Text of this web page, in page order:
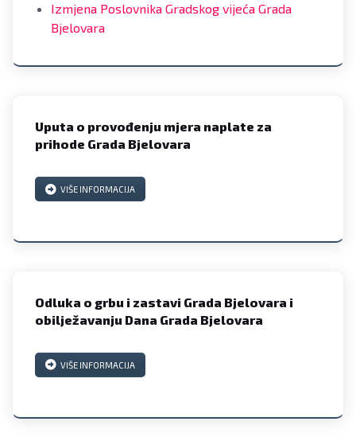
Izmjena Poslovnika Gradskog vijeća Grada
Bjelovara
Uputa o provođenju mjera naplate za
prihode Grada Bjelovara
VIŠE INFORMACIJA
Odluka o grbu i zastavi Grada Bjelovara i
obilježavanju Dana Grada Bjelovara
VIŠE INFORMACIJA